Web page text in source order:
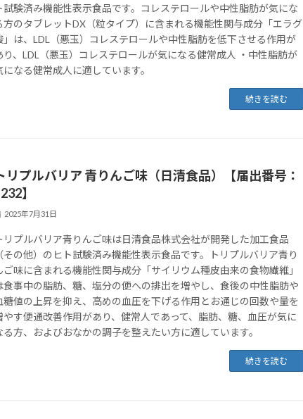
試験済み機能性表示食品です。コレステロールや中性脂肪が気にな
方のタブレットDX（粒タイプ）に含まれる機能性関与成分「エラグ
」は、LDL（悪玉）コレステロールや中性脂肪を低下させる作用が
り、LDL（悪玉）コレステロールが気になる健常成人 ・中性脂肪が
になる健常成人に適しています。
続きを読む
リプルバリア 青りんご味（日清食品）【届出番号：
】
2025年7月31日
リプルバリア青りんご味は日清食品株式会社が開発した加工食品
（その他）のヒト試験済み機能性表示食品です。トリプルバリア青り
ご味に含まれる機能性関与成分「サイリウム種皮由来の食物繊維」
食事中の脂肪、糖、塩分の便への排出を増やし、食後の中性脂肪や
糖値の上昇を抑え、高めの血圧を下げる作用とお通じの回数や量を
やす便通改善作用があり、健常人であって、脂肪、糖、血圧が気に
る方、およびおなかの調子を整えたい方に適しています。
続きを読む